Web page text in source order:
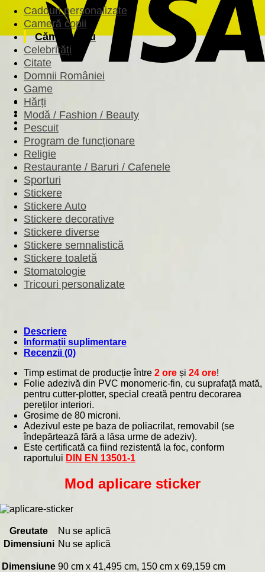
muzicale
Cadouri personalizate
Cameră copii
Căminul tău
Celebrități
Citate
Domnii României
Game
Hărți
Modă / Fashion / Beauty
Pescuit
Program de funcționare
Religie
Restaurante / Baruri / Cafenele
Sporturi
Stickere
Stickere Auto
Stickere decorative
Stickere diverse
Stickere semnalistică
Stickere toaletă
Stomatologie
Tricouri personalizate
Descriere
Informații suplimentare
Recenzii (0)
Timp estimat de producție între 2 ore și 24 ore!
Folie adezivă din PVC monomeric-fin, cu suprafață mată,
pentru cutter-plotter, special creată pentru decorarea
pereților interiori.
Grosime de 80 microni.
Adezivul este pe baza de poliacrilat, removabil (se
îndepărtează fără a lăsa urme de adeziv).
Este certificată ca fiind rezistentă la foc, conform
raportului DIN EN 13501-1
Mod aplicare sticker
Greutate
Nu se aplică
Dimensiuni Nu se aplică
Dimensiune 90 cm x 41,495 cm, 150 cm x 69,159 cm